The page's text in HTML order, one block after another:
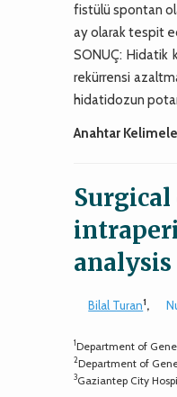
fistülü spontan
ay olarak tespit
SONUÇ:
rekürrensi
hidatidozun
Anahtar
analysis
Bilal Turan1,
1Department of
2Department of
3Gaziantep City